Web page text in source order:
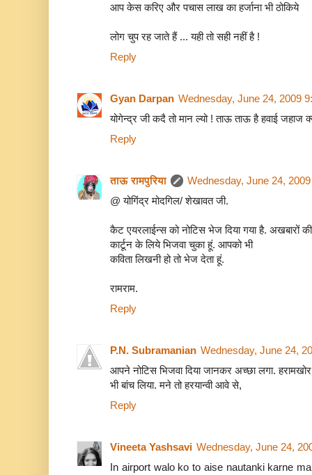
आप केस करिए और पचास लाख का हर्जाना भी ठोकिये
लोग चुप रह जाते हैं ... यही तो सही नहीं है !
Reply
Gyan Darpan Wednesday, June 24, 2009
योगेन्द्र जी कदै तो मान ल्यो ! ताऊ ताऊ है हवाई जहाज
Reply
ताऊ रामपुरिया
Wednesday, June 24,
@ योगिंद्र मोदगिल/ शेखावत जी.
कैट एयरलाईन्स को नोटिस भेज दिया गया है. अखबारों
कार्टून के लिये भिजवा चुका हूं. आपको भी
कविता लिखनी हो तो भेज देता हूं.
रामराम.
Reply
P.N. Subramanian Wednesday, June 24,
आपने नोटिस भिजवा दिया जानकर अच्छा लगा. हरामखोर
भी बांच लिया. मने तो हरयान्वी आवे से,
Reply
Vineeta Yashsavi Wednesday, June 24,
In airport walo ko to aise nautanki karne